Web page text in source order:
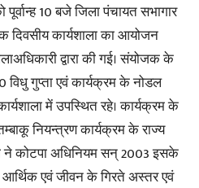
10 बजे जिला पंचायत सभागार
दिवसीय कार्यशाला का आयोजन
द्वारा की गई। संयोजक के
विधु गुप्ता एवं कार्यक्रम के नोडल
में उपस्थित रहे। कार्यक्रम के
नियन्त्रण कार्यक्रम के राज्य
ने कोटपा अधिनियम सन् 2003 इसके
एवं जीवन के गिरते अस्तर एवं